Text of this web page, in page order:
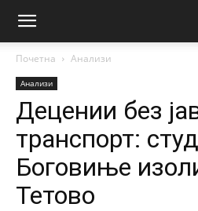
Почетна Анализи
Анализи
Децении без
транспорт:
Боговиње
Тетово